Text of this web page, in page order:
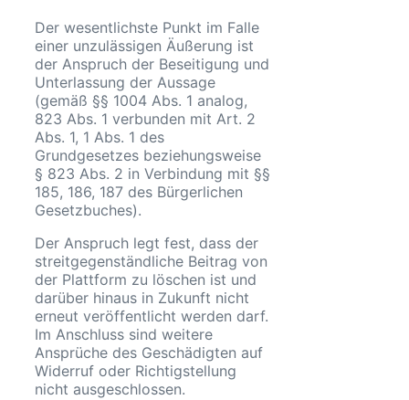
Der wesentlichste Punkt im Falle
einer unzulässigen Äußerung ist
der Anspruch der Beseitigung und
Unterlassung der Aussage
(gemäß §§ 1004 Abs. 1 analog,
823 Abs. 1 verbunden mit Art. 2
Abs. 1, 1 Abs. 1 des
Grundgesetzes beziehungsweise
§ 823 Abs. 2 in Verbindung mit §§
185, 186, 187 des Bürgerlichen
Gesetzbuches).
Der Anspruch legt fest, dass der
streitgegenständliche Beitrag von
der Plattform zu löschen ist und
darüber hinaus in Zukunft nicht
erneut veröffentlicht werden darf.
Im Anschluss sind weitere
Ansprüche des Geschädigten auf
Widerruf oder Richtigstellung
nicht ausgeschlossen.